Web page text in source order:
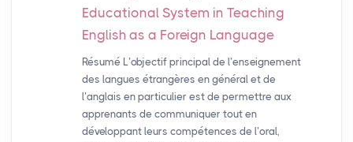
Educational System in Teaching
English as a Foreign Language
Résumé L’objectif principal de l’enseignement
des langues étrangères en général et de
l’anglais en particulier est de permettre aux
apprenants de communiquer tout en
développant leurs compétences de l’oral,